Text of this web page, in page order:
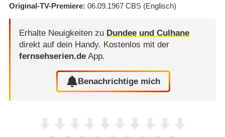
Original-TV-Premiere 06.09.1967 CBS (Englisch)
Erhalte Neuigkeiten zu Dundee und Culhane
direkt auf dein Handy. Kostenlos mit der
fernsehserien.deApp.
Benachrichtige mich